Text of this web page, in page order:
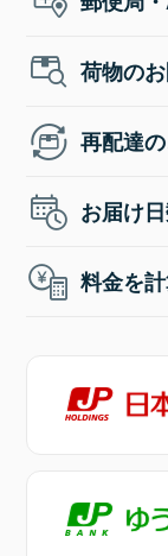
荷物の
再配達
お届け
料金を